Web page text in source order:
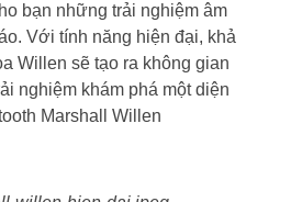
bạn những trải nghiệm âm
Với tính năng hiện đại, khả
Willen sẽ tạo ra không gian
nghiệm khám phá một diện
Marshall Willen